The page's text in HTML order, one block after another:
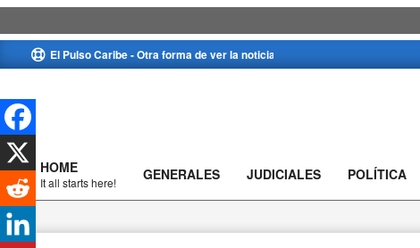
to
El Pulso Caribe - Otra forma de ver la noticia
Primary
Navigation
Menu
HOME
It all starts here! GENERALES JUDICIALES POLÍTICA